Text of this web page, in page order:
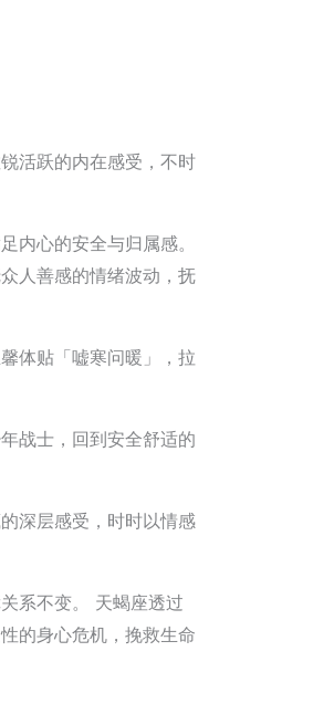
活跃的内在感受，不时
内心的安全与归属感。
人善感的情绪波动，抚
体贴「嘘寒问暖」，拉
战士，回到安全舒适的
深层感受，时时以情感
系不变。 天蝎座透过
的身心危机，挽救生命